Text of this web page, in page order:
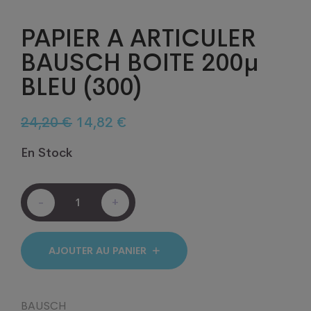
PAPIER A ARTICULER
BAUSCH BOITE 200µ
BLEU (300)
24,20€ Le
était :
24,20 €.
14,82 €
14,82 €.
En Stock
PAPIER
A
ARTICULER
BAUSCH
BOITE
200µ
quantité
- +
AJOUTER AU PANIER
BAUSCH